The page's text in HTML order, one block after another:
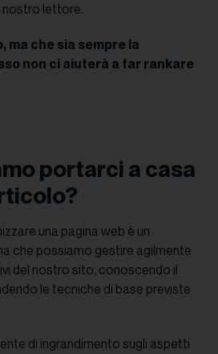
lettore.
che sia sempre la
non ci aiuterà a far rankare
portarci a casa
una pagina web è un
che possiamo gestire agilmente
del nostro sito, conoscendo il
le tecniche di base previste
di ingrandimento sugli aspetti